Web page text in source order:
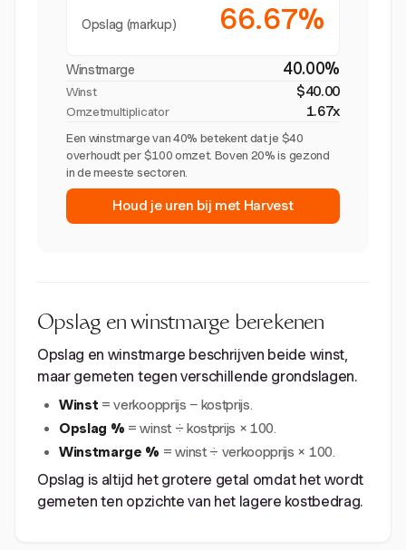
Opslag (markup) 66.67%
Winstmarge 40.00%
Winst $40.00
Omzetmultiplicator 1.67x
Een winstmarge van 40% betekent dat je $40
overhoudt per $100 omzet. Boven 20% is gezond
in de meeste sectoren.
Houd je uren bij met Harvest
Opslag en winstmarge berekenen
Opslag en winstmarge beschrijven beide winst,
maar gemeten tegen verschillende grondslagen.
Winst = verkoopprijs − kostprijs.
Opslag % = winst ÷ kostprijs × 100.
Winstmarge % = winst ÷ verkoopprijs × 100.
Opslag is altijd het grotere getal omdat het wordt
gemeten ten opzichte van het lagere kostbedrag.